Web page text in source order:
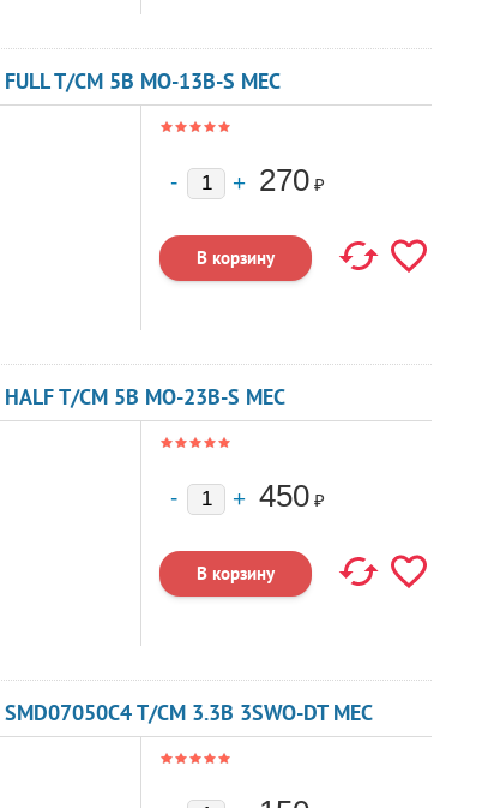
T/CM 5В MO-13B-S MEC
270 ₽
T/CM 5В MO-23B-S MEC
450 ₽
T/CM 3.3В 3SWO-DT MEC